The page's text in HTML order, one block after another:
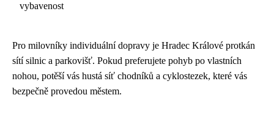
vybavenost
Pro milovníky individuální dopravy je Hradec Králové protkán
sítí silnic a parkovišť. Pokud preferujete pohyb po vlastních
nohou, potěší vás hustá síť chodníků a cyklostezek, které vás
bezpečně provedou městem.